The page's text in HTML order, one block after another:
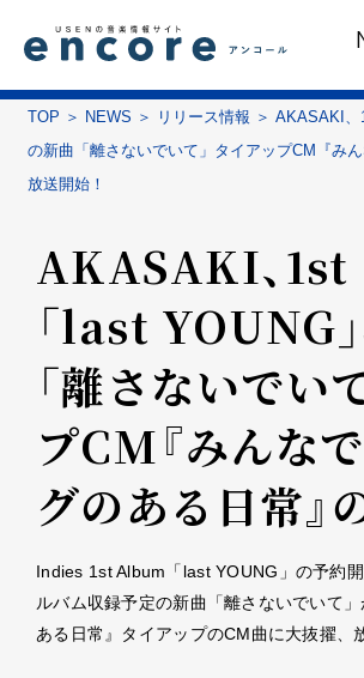
TOP NEWS リリース情報
AKASAKI、
の新曲「離さないでいて」タイアップCM『み
放送開始！
AKASAKI、1st
「last YOUNG
「離さないでい
プCM『みんな
グのある日常』
Indies 1st Album「last YOUNG」の予約
ルバム収録予定の新曲「離さないでいて
ある日常』タイアップのCM曲に大抜擢、